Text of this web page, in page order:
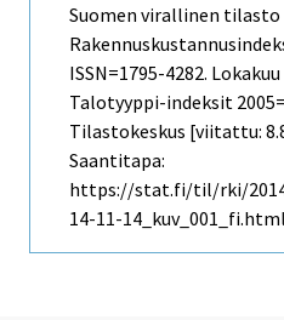
Suomen virallinen tilasto
ISSN=1795-4282. Lokakuu
Talotyyppi-indeksit
Tilastokeskus [viitattu:
Saantitapa:
https://stat.fi/til/rki/
14-11-14_kuv_001_fi.html